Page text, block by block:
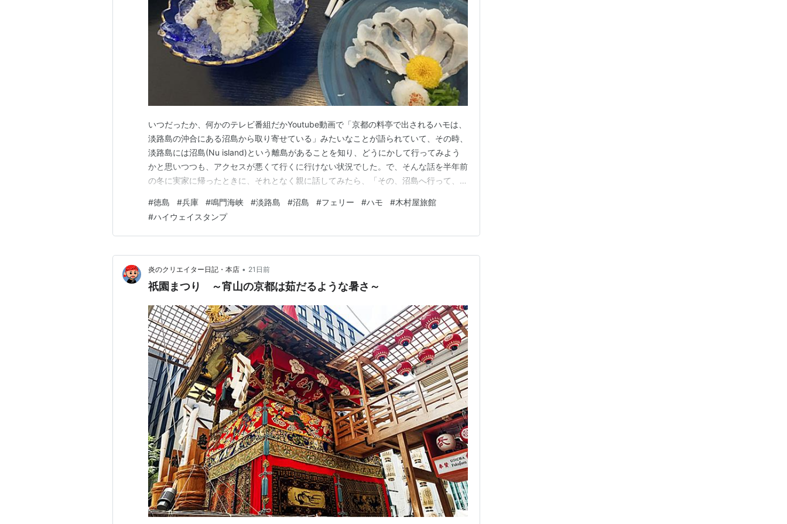
いつだったか、何かのテレビ番組だかYoutube動画で「京都の料亭で出されるハモは、
淡路島の沖合にある沼島から取り寄せている」みたいなことが語られていて、その時、
淡路島には沼島(Nu island)という離島があることを知り、どうにかして行ってみよう
かと思いつつも、アクセスが悪くて行くに行けない状況でした。で、そんな話を半年前
の冬に実家に帰ったときに、それとなく親に話してみたら、「その、沼島へ行って、ハ
を引き連れて行ってきました。 って、普通にさらっと書いていますが、淡路島は兵庫
県で、我が家は福岡県なので、東京と大阪…
#徳島 #兵庫 #鳴門海峡 #淡路島 #沼島 #フェリー #ハモ #木村屋旅館
#ハイウェイスタンプ
炎のクリエイター日記・本店 • 21日前
祇園まつり ～宵山の京都は茹だるような暑さ～